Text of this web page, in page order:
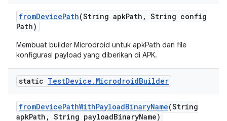
fromDevicePath(String apkPath , String config
Path)
Membuat builder Microdroid untuk apkPath dan file
konfigurasi payload yang diberikan di APK.
static TestDevice . MicrodroidBuilder
fromDevicePathWithPayloadBinaryName(String
apkPath , String payloadBinaryName)